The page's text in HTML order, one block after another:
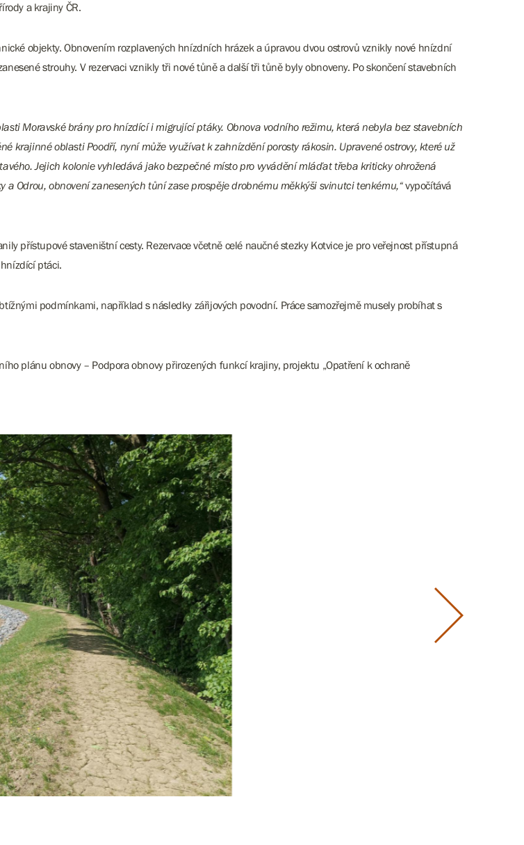
a krajiny ČR.
objekty. Obnovením rozplavených hnízdních hrázek a úpravou dvou ostrovů vznikly nové hnízdní
strouhy. V rezervaci vznikly tři nové tůně a další tři tůně byly obnoveny. Po skončení stavebních
Moravské brány pro hnízdící i migrující ptáky. Obnova vodního režimu, která nebyla bez stavebních
krajinné oblasti Poodří, nyní může využívat k zahnízdění porosty rákosin. Upravené ostrovy, které už
Jejich kolonie vyhledává jako bezpečné místo pro vyvádění mláďat třeba kriticky ohrožená
Odrou, obnovení zanesených tůní zase prospěje drobnému měkkýši svinutci tenkému,“vypočítává
přístupové staveništní cesty. Rezervace včetně celé naučné stezky Kotvice je pro veřejnost přístupná
ptáci.
podmínkami, například s následky zářijových povodní. Práce samozřejmě musely probíhat s
plánu obnovy – Podpora obnovy přirozených funkcí krajiny, projektu „Opatření k ochraně